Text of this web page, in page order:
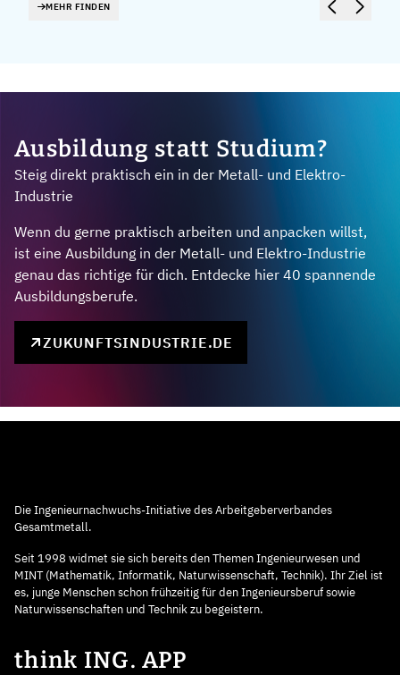
MEHR FINDEN
Ausbildung statt Studium?
Steig direkt praktisch ein in der Metall- und Elektro-
Industrie
Wenn du gerne praktisch arbeiten und anpacken willst,
ist eine Ausbildung in der Metall- und Elektro-Industrie
genau das richtige für dich. Entdecke hier 40 spannende
Ausbildungsberufe.
ZUKUNFTSINDUSTRIE.DE
Die Ingenieurnachwuchs-Initiative des Arbeitgeberverbandes
Gesamtmetall.
Seit 1998 widmet sie sich bereits den Themen Ingenieurwesen und
MINT (Mathematik, Informatik, Naturwissenschaft, Technik). Ihr Ziel ist
es, junge Menschen schon frühzeitig für den Ingenieursberuf sowie
Naturwissenschaften und Technik zu begeistern.
think ING. APP